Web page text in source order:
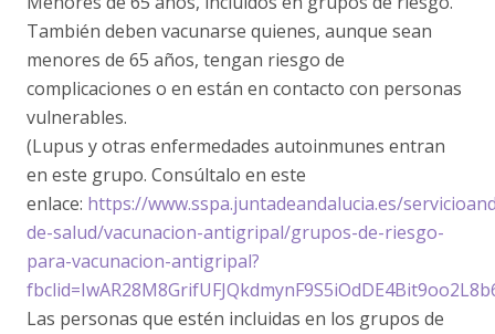
También deben vacunarse quienes, aunque sean
menores de 65 años, tengan riesgo de
complicaciones o en están en contacto con personas
vulnerables.
(Lupus y otras enfermedades autoinmunes entran
en este grupo. Consúltalo en este
enlace: https://www.sspa.juntadeandalucia.es/
de-salud/vacunacion-antigripal/grupos-de-riesgo-
para-vacunacion-antigripal?
Las personas que estén incluidas en los grupos de